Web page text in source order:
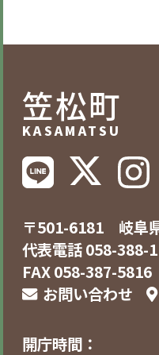
笠松町
KASAMATSU
〒501-6181 岐阜
代表電話 058-388-
FAX 058-387-5816
お問い合わせ
開庁時間：